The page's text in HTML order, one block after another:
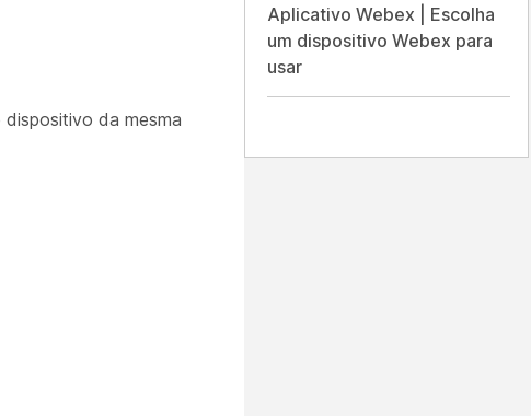
da mesma
Aplicativo Webex | Escolha
um dispositivo Webex para
usar